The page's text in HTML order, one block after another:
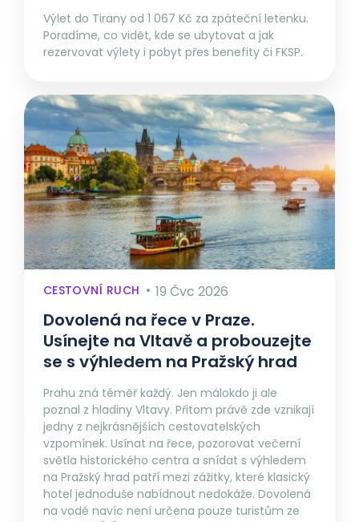
Výlet do Tirany od 1 067 Kč za zpáteční letenku.
Poradíme, co vidět, kde se ubytovat a jak
rezervovat výlety i pobyt přes benefity či FKSP.
CESTOVNÍ RUCH 19 Čvc 2026
Dovolená na řece v Praze.
Usínejte na Vltavě a probouzejte
se s výhledem na Pražský hrad
Prahu zná téměř každý. Jen málokdo ji ale
poznal z hladiny Vltavy. Přitom právě zde vznikají
jedny z nejkrásnějších cestovatelských
vzpomínek. Usínat na řece, pozorovat večerní
světla historického centra a snídat s výhledem
na Pražský hrad patří mezi zážitky, které klasický
hotel jednoduše nabídnout nedokáže. Dovolená
na vodě navíc není určena pouze turistům ze